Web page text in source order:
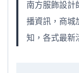
南方服飾設計
播資訊，商城
知，各式最新